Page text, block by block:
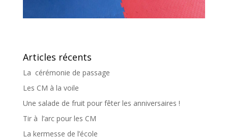
Articles récents
La cérémonie de passage
Les CM à la voile
Une salade de fruit pour fêter les anniversaires !
Tir à l’arc pour les CM
La kermesse de l’école